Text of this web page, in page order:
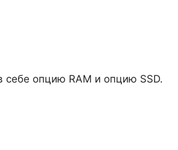
себе опцию RAM и опцию SSD.